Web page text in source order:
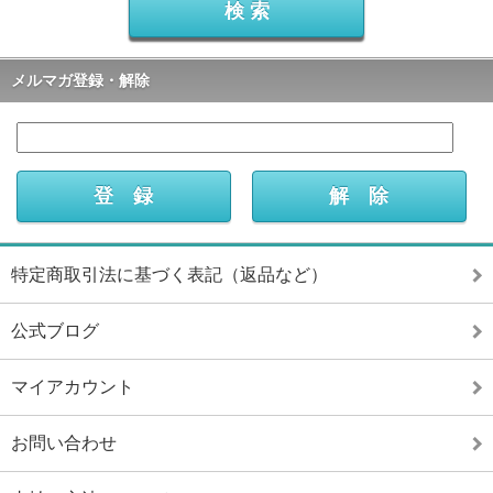
メルマガ登録・解除
特定商取引法に基づく表記（返品など）
公式ブログ
マイアカウント
お問い合わせ